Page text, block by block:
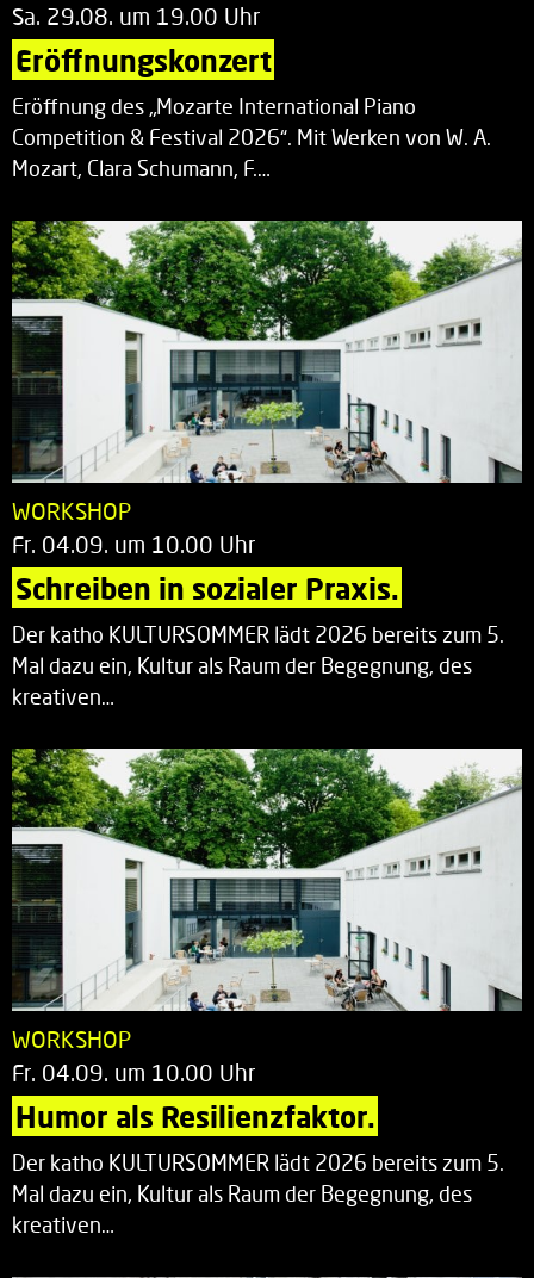
Sa. 29.08. um 19.00 Uhr
Eröffnungskonzert
Eröffnung des „Mozarte International Piano
Competition & Festival 2026“. Mit Werken von W. A.
Mozart, Clara Schumann, F.…
WORKSHOP
Fr. 04.09. um 10.00 Uhr
Schreiben in sozialer Praxis.
Der katho KULTURSOMMER lädt 2026 bereits zum 5.
Mal dazu ein, Kultur als Raum der Begegnung, des
kreativen…
WORKSHOP
Fr. 04.09. um 10.00 Uhr
Humor als Resilienzfaktor.
Der katho KULTURSOMMER lädt 2026 bereits zum 5.
Mal dazu ein, Kultur als Raum der Begegnung, des
kreativen…